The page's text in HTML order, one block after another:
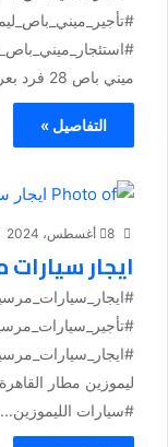
ميني باص 28 فرد بعروض و خصومات الصيف #ميني باص...
التفاصيل »
8 أغسطس، 2024
ايجار
ليموزين مطار
#سيارات الليموزين...